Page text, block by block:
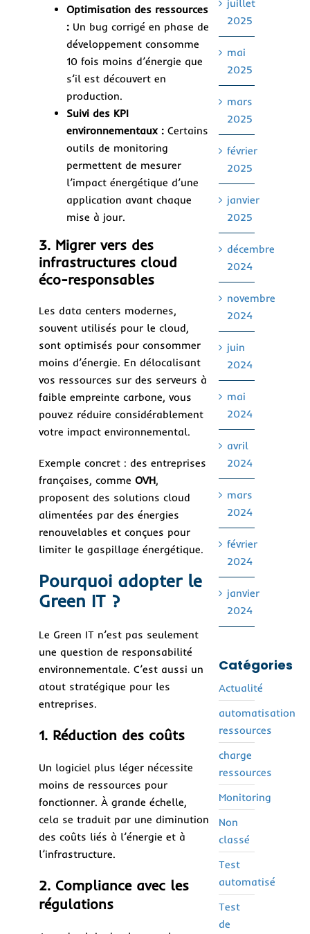
Optimisation des ressources
:Un bug corrigé en phase de
développement consomme
10 fois moins d’énergie que
s’il est découvert en
production.
Suivi des KPI
environnementaux :Certains
outils de monitoring
permettent de mesurer
l’impact énergétique d’une
application avant chaque
mise à jour.
3. Migrer vers des
infrastructures cloud
éco-responsables
Les data centers modernes,
souvent utilisés pour le cloud,
sont optimisés pour consommer
moins d’énergie. En délocalisant
vos ressources sur des serveurs à
faible empreinte carbone, vous
pouvez réduire considérablement
votre impact environnemental.
Exemple concret : des entreprises
françaises, comme OVH,
proposent des solutions cloud
alimentées par des énergies
renouvelables et conçues pour
limiter le gaspillage énergétique.
Pourquoi adopter le
Green IT ?
Le Green IT n’est pas seulement
une question de responsabilité
environnementale. C’est aussi un
atout stratégique pour les
entreprises.
1. Réduction des coûts
Un logiciel plus léger nécessite
moins de ressources pour
fonctionner. À grande échelle,
cela se traduit par une diminution
des coûts liés à l’énergie et à
l’infrastructure.
2. Compliance avec les
régulations
juillet
2025
mai
2025
mars
2025
février
2025
janvier
2025
décembre
2024
novembre
2024
juin
2024
mai
2024
avril
2024
mars
2024
février
2024
janvier
2024
Catégories
Actualité
automatisation
ressources
charge
ressources
Monitoring
Non
classé
Test
automatisé
Test
de